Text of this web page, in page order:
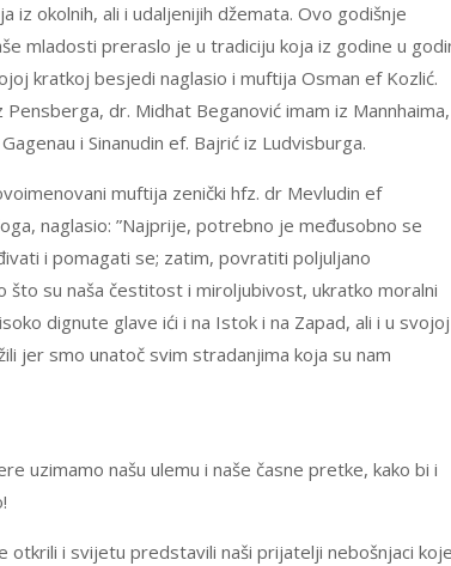
iz okolnih, ali i udaljenijih džemata. Ovo godišnje
mladosti preraslo je u tradiciju koja iz godine u
kratkoj besjedi naglasio i muftija Osman ef Kozlić.
dr. Midhat Beganović imam iz Mannhaima,
i Sinanudin ef. Bajrić iz Ludvisburga.
muftija zenički hfz. dr Mevludin ef
naglasio: ”Najprije, potrebno je međusobno se
i pomagati se; zatim, povratiti poljuljano
su naša čestitost i miroljubivost, ukratko moralni
dignute glave ići i na Istok i na Zapad, ali i u svojoj
jer smo unatoč svim stradanjima koja su nam
uzimamo našu ulemu i naše časne pretke, kako bi i
otkrili i svijetu predstavili naši prijatelji nebošnjaci